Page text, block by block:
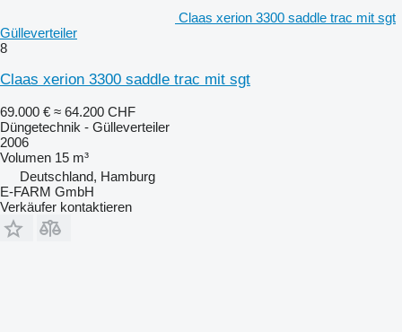
Claas xerion 3300 saddle trac mit sgt
Gülleverteiler
8
Claas xerion 3300 saddle trac mit sgt
69.000 € ≈ 64.200 CHF
Düngetechnik - Gülleverteiler
2006
Volumen 15 m³
Deutschland, Hamburg
E-FARM GmbH
Verkäufer kontaktieren